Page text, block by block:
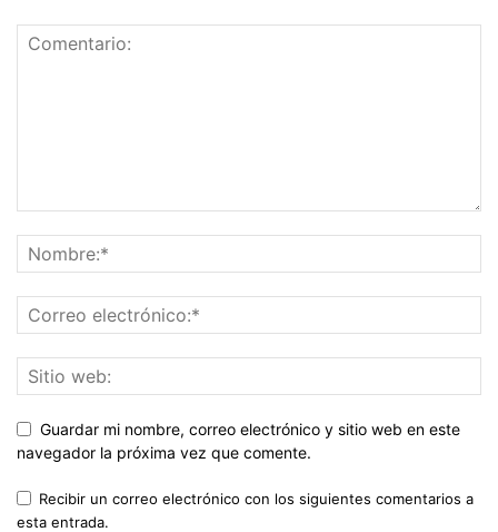
Guardar mi nombre, correo electrónico y sitio web en este
navegador la próxima vez que comente.
Recibir un correo electrónico con los siguientes comentarios a
esta entrada.